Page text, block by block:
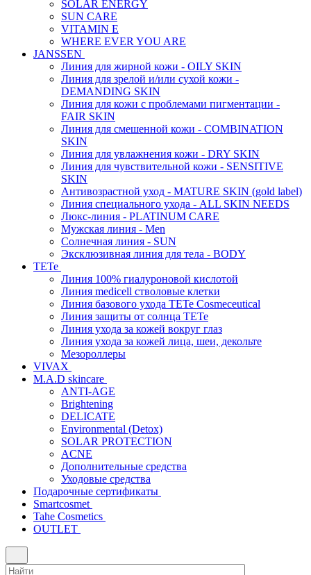
SOLAR ENERGY
SUN CARE
VITAMIN E
WHERE EVER YOU ARE
JANSSEN
Линия для жирной кожи - OILY SKIN
Линия для зрелой и/или сухой кожи -
DEMANDING SKIN
Линия для кожи с проблемами пигментации -
FAIR SKIN
Линия для смешенной кожи - COMBINATION
SKIN
Линия для увлажнения кожи - DRY SKIN
Линия для чувствительной кожи - SENSITIVE
SKIN
Антивозрастной уход - MATURE SKIN (gold label)
Линия специального ухода - ALL SKIN NEEDS
Люкс-линия - PLATINUM CARE
Мужская линия - Men
Солнечная линия - SUN
Эксклюзивная линия для тела - BODY
TETe
Линия 100% гиалуроновой кислотой
Линия medicell стволовые клетки
Линия базового ухода TETe Cosmeceutical
Линия защиты от солнца TETe
Линия ухода за кожей вокруг глаз
Линия ухода за кожей лица, шеи, декольте
Мезороллеры
VIVAX
M.A.D skincare
ANTI-AGE
Brightening
DELICATE
Environmental (Detox)
SOLAR PROTECTION
АCNE
Дополнительные средства
Уходовые средства
Подарочные сертификаты
Smartcosmet
Tahe Cosmetics
OUTLET